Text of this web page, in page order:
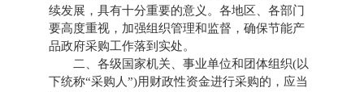
续发展，具有十分重要的意义。各地区、各部门
要高度重视，加强组织管理和监督，确保节能产
品政府采购工作落到实处。
二、各级国家机关、事业单位和团体组织(以
下统称“采购人”)用财政性资金进行采购的，应当